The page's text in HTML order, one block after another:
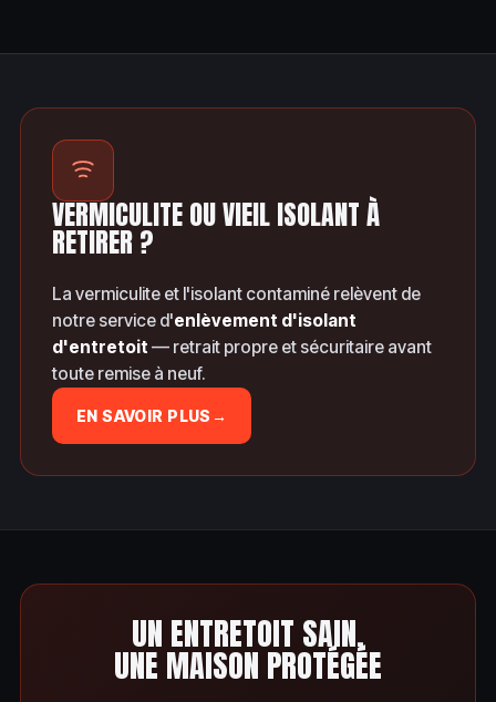
VERMICULITE OU VIEIL ISOLANT À
RETIRER ?
La vermiculite et l'isolant contaminé relèvent de
notre service d'enlèvement d'isolant
d'entretoit — retrait propre et sécuritaire avant
toute remise à neuf.
EN SAVOIR PLUS →
UN ENTRETOIT SAIN,
UNE MAISON PROTÉGÉE